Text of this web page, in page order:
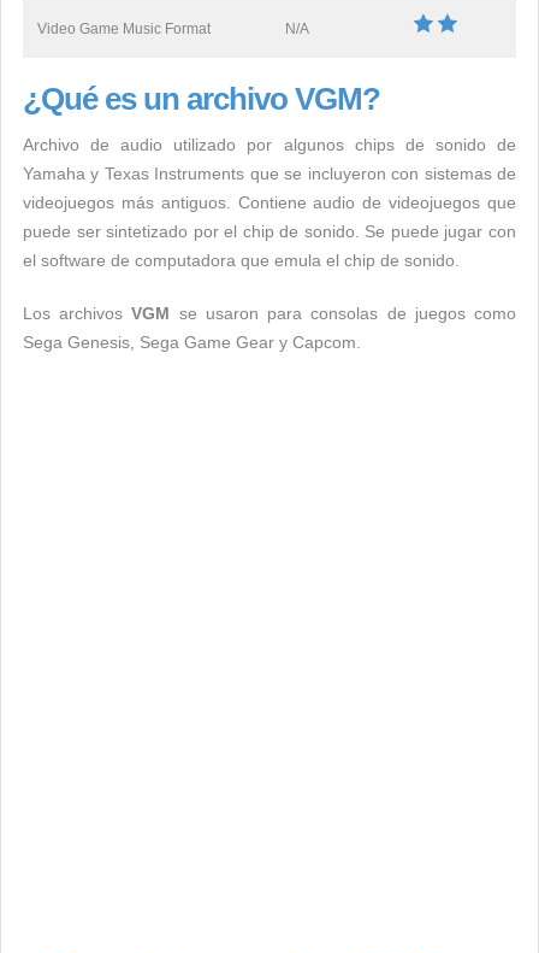
Video Game Music Format N/A
¿Qué es un archivo VGM?
Archivo de audio utilizado por algunos chips de sonido de
Yamaha y Texas Instruments que se incluyeron con sistemas de
videojuegos más antiguos. Contiene audio de videojuegos que
puede ser sintetizado por el chip de sonido. Se puede jugar con
el software de computadora que emula el chip de sonido.
Los archivosVGM se usaron para consolas de juegos como
Sega Genesis, Sega Game Gear y Capcom.